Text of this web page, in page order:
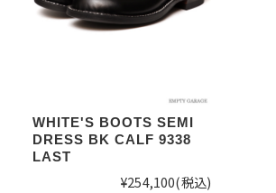
WHITE'S BOOTS SEMI
DRESS BK CALF 9338
LAST
¥254,100(税込)